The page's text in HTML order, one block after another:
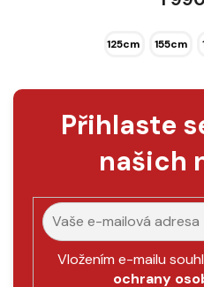
125cm 155cm
Přihlaste
našich
Vložením e-mailu
ochrany